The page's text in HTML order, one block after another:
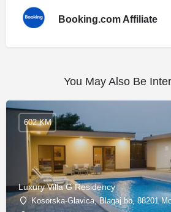
Booking.com Affiliate
You May Also Be
Luxury Villa G Residency
Kosorska-Glavica, Blagaj bb, 88201
602 KM